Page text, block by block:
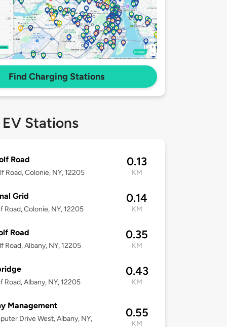
Find Charging Stations
Stations
Road
Road, Colonie, NY, 12205
0.13
KM
Grid
Road, Colonie, NY, 12205
0.14
KM
Road
Road, Albany, NY, 12205
0.35
KM
Road, Albany, NY, 12205
0.43
KM
Management
Drive West, Albany, NY,
0.55
KM